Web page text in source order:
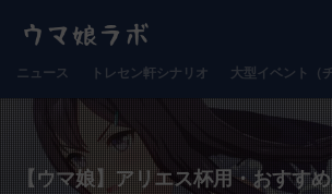
ニュース トレセン軒シナリオ 大型イベント（
【ウマ娘】アリエス杯用・おすす